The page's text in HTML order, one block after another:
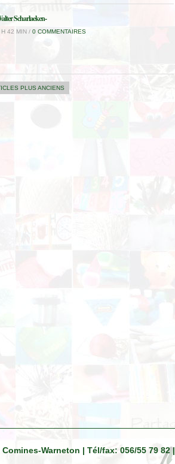
Scharlaeken-
42 MIN / 0 COMMENTAIRES
PLUS ANCIENS
Warneton | Tél/fax: 056/55 79 82 |